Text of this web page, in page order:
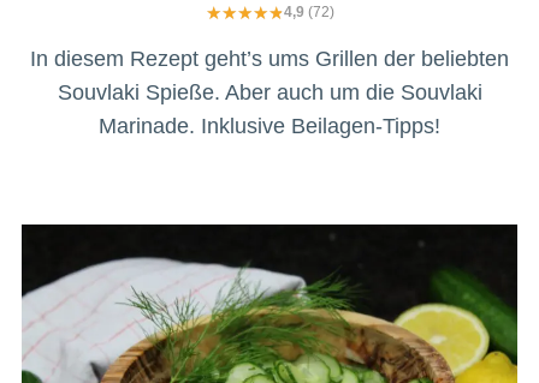
4,9 (72)
In diesem Rezept geht’s ums Grillen der beliebten
Souvlaki Spieße. Aber auch um die Souvlaki
Marinade. Inklusive Beilagen-Tipps!